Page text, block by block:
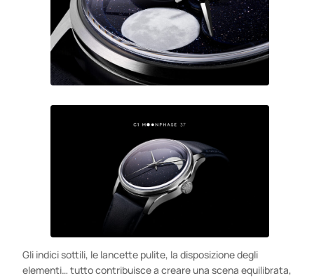
Gli indici sottili, le lancette pulite, la disposizione degli
elementi… tutto contribuisce a creare una scena equilibrata,